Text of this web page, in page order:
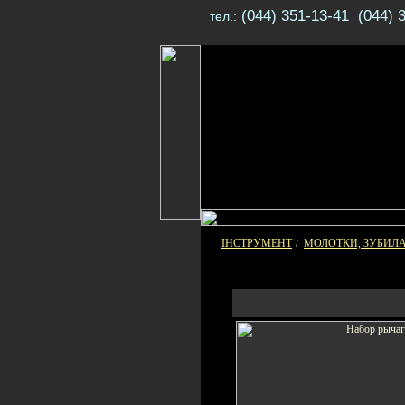
тел.: (044) 351-13-41 (044)
ІНСТРУМЕНТ / МОЛОТКИ,